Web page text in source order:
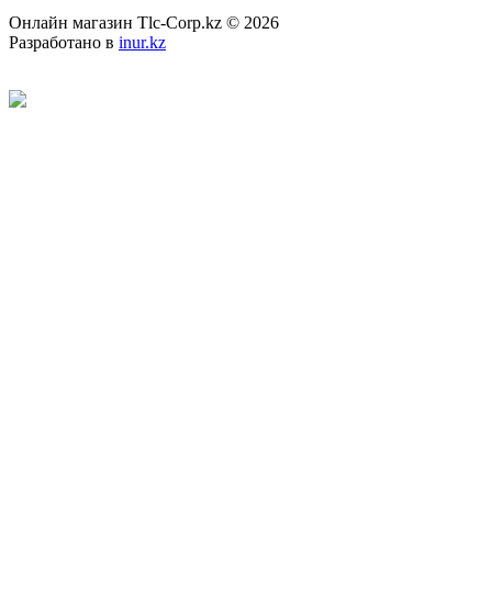
Онлайн магазин Tlc-Corp.kz © 2026
Разработано в inur.kz